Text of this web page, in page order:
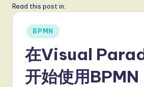
P
Read this post in:
Posted
in
BPMN
在Visual
开始使用BPMN